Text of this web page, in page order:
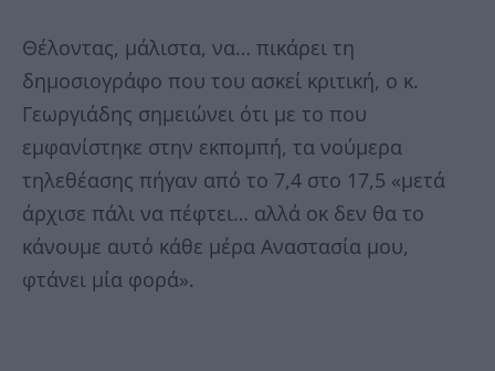
Θέλοντας, μάλιστα, να… πικάρει τη
δημοσιογράφο που του ασκεί κριτική, ο κ.
Γεωργιάδης σημειώνει ότι με το που
εμφανίστηκε στην εκπομπή, τα νούμερα
τηλεθέασης πήγαν από το 7,4 στο 17,5 «μετά
άρχισε πάλι να πέφτει… αλλά οκ δεν θα το
κάνουμε αυτό κάθε μέρα Αναστασία μου,
φτάνει μία φορά».